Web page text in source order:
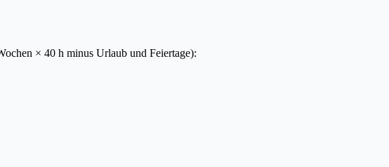
× 40 h minus Urlaub und Feiertage):